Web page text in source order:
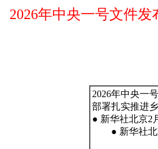
2026年中央一号文件
2026年中央一
部署扎实推进
● 新华社北京2
● 新华社北